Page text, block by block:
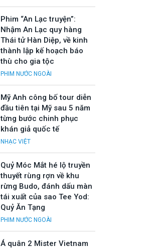
Phim “An Lạc truyện”:
Nhậm An Lạc quy hàng
Thái tử Hàn Diệp, về kinh
thành lập kế hoạch báo
thù cho gia tộc
PHIM NƯỚC NGOÀI
Mỹ Anh công bố tour diễn
đầu tiên tại Mỹ sau 5 năm
từng bước chinh phục
khán giả quốc tế
NHẠC VIỆT
Quỷ Móc Mắt hé lộ truyền
thuyết rùng rợn về khu
rừng Budo, đánh dấu màn
tái xuất của sao Tee Yod:
Quỷ Ăn Tạng
PHIM NƯỚC NGOÀI
Á quân 2 Mister Vietnam